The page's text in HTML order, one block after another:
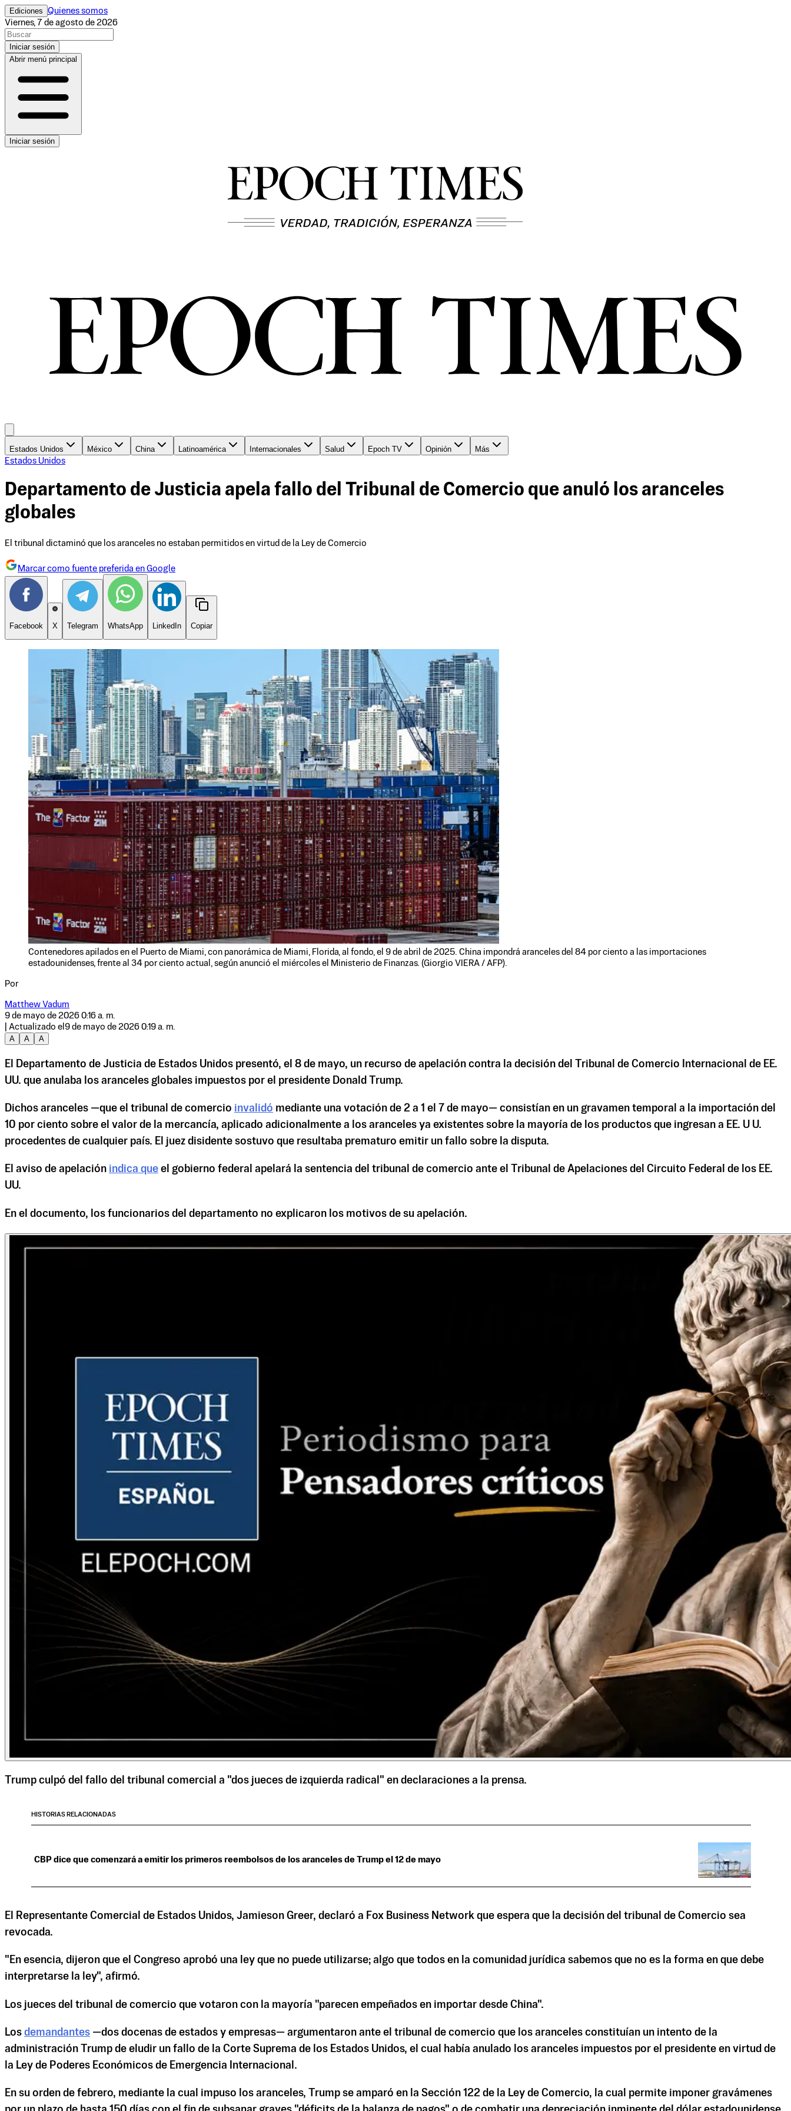
Ediciones Quienes somos
Viernes, 7 de agosto de 2026
Iniciar sesión
Abrir menú principal
Iniciar sesión
Estados Unidos México China Latinoamérica Internacionales Salud Epoch TV Opinión
Más
Estados Unidos
Departamento de Justicia apela fallo del Tribunal de Comercio que anuló los aranceles
globales
El tribunal dictaminó que los aranceles no estaban permitidos en virtud de la Ley de Comercio
Marcar como fuente preferida en Google
Facebook X Telegram WhatsApp LinkedIn Copiar
Contenedores apilados en el Puerto de Miami, con panorámica de Miami, Florida, al fondo, el 9 de abril de 2025. China impondrá aranceles del 84 por ciento a las importaciones
estadounidenses, frente al 34 por ciento actual, según anunció el miércoles el Ministerio de Finanzas. (Giorgio VIERA / AFP).
Por
Matthew Vadum
9 de mayo de 2026 0:16 a. m.
| Actualizado el 9 de mayo de 2026 0:19 a. m.
A
A A
El Departamento de Justicia de Estados Unidos presentó, el 8 de mayo, un recurso de apelación contra la decisión del Tribunal de Comercio Internacional de EE.
UU. que anulaba los aranceles globales impuestos por el presidente Donald Trump.
Dichos aranceles —que el tribunal de comercio invalidó mediante una votación de 2 a 1 el 7 de mayo— consistían en un gravamen temporal a la importación del
10 por ciento sobre el valor de la mercancía, aplicado adicionalmente a los aranceles ya existentes sobre la mayoría de los productos que ingresan a EE. U U.
procedentes de cualquier país. El juez disidente sostuvo que resultaba prematuro emitir un fallo sobre la disputa.
El aviso de apelación indica que el gobierno federal apelará la sentencia del tribunal de comercio ante el Tribunal de Apelaciones del Circuito Federal de los EE.
UU.
En el documento, los funcionarios del departamento no explicaron los motivos de su apelación.
Trump culpó del fallo del tribunal comercial a "dos jueces de izquierda radical" en declaraciones a la prensa.
HISTORIAS RELACIONADAS
CBP dice que comenzará a emitir los primeros reembolsos de los aranceles de Trump el 12 de mayo
El Representante Comercial de Estados Unidos, Jamieson Greer, declaró a Fox Business Network que espera que la decisión del tribunal de Comercio sea
revocada.
"En esencia, dijeron que el Congreso aprobó una ley que no puede utilizarse; algo que todos en la comunidad jurídica sabemos que no es la forma en que debe
interpretarse la ley", afirmó.
Los jueces del tribunal de comercio que votaron con la mayoría "parecen empeñados en importar desde China".
Los demandantes —dos docenas de estados y empresas— argumentaron ante el tribunal de comercio que los aranceles constituían un intento de la
administración Trump de eludir un fallo de la Corte Suprema de los Estados Unidos, el cual había anulado los aranceles impuestos por el presidente en virtud de
la Ley de Poderes Económicos de Emergencia Internacional.
En su orden de febrero, mediante la cual impuso los aranceles, Trump se amparó en la Sección 122 de la Ley de Comercio, la cual permite imponer gravámenes